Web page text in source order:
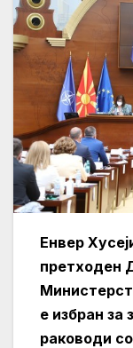
Енвер
претходен
е избран за
раководи